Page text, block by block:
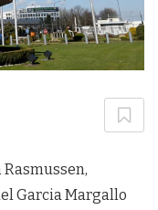
Garcia Margallo